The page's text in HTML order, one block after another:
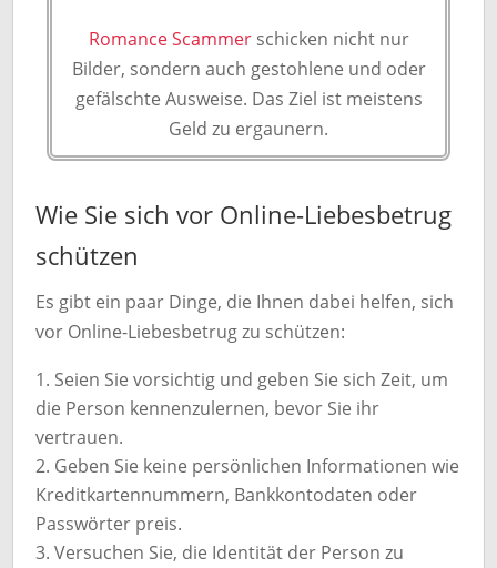
Romance Scammerschicken nicht nur
Bilder, sondern auch gestohlene und oder
gefälschte Ausweise. Das Ziel ist meistens
Geld zu ergaunern.
Wie Sie sich vor Online-Liebesbetrug
schützen
Es gibt ein paar Dinge, die Ihnen dabei helfen, sich
vor Online-Liebesbetrug zu schützen:
Seien Sie vorsichtig und geben Sie sich Zeit, um
die Person kennenzulernen, bevor Sie ihr
vertrauen.
Geben Sie keine persönlichen Informationen wie
Kreditkartennummern, Bankkontodaten oder
Passwörter preis.
Versuchen Sie, die Identität der Person zu